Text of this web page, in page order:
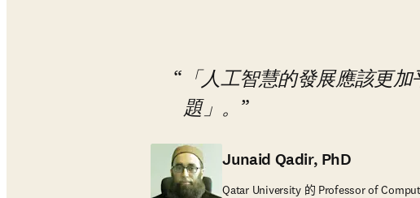
「人工智慧的發展應該更
題」。
Junaid Qadir, PhD
Qatar University 的 Professor of